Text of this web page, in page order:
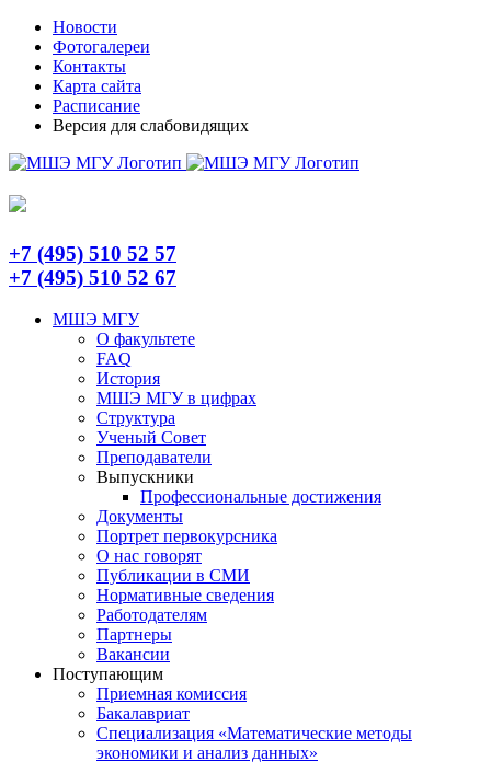
Skip
content
TelegramНовости
Фотогалереи
Контакты
Карта сайта
Расписание
Версия для слабовидящих
+7 (495) 510 52 57
+7 (495) 510 52 67
МШЭ МГУ
О факультете
FAQ
История
МШЭ МГУ в цифрах
Структура
Ученый Совет
Преподаватели
Выпускники
Профессиональные достижения
Документы
Портрет первокурсника
О нас говорят
Публикации в СМИ
Нормативные сведения
Работодателям
Партнеры
Вакансии
Поступающим
Приемная комиссия
Бакалавриат
Специализация «Математические методы
экономики и анализ данных»